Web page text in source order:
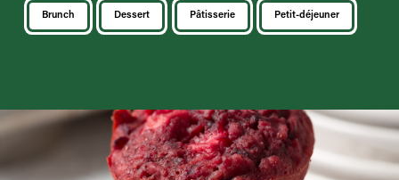
Brunch Dessert Pâtisserie Petit-déjeuner